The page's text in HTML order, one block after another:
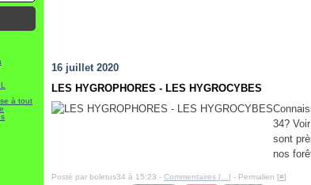
à tout
16 juillet 2020
LES HYGROPHORES - LES HYGROCYBES
34?
sont
nos
Posté par boletus34 à 15:23 - Commentaires [ ] - Permalien [#]